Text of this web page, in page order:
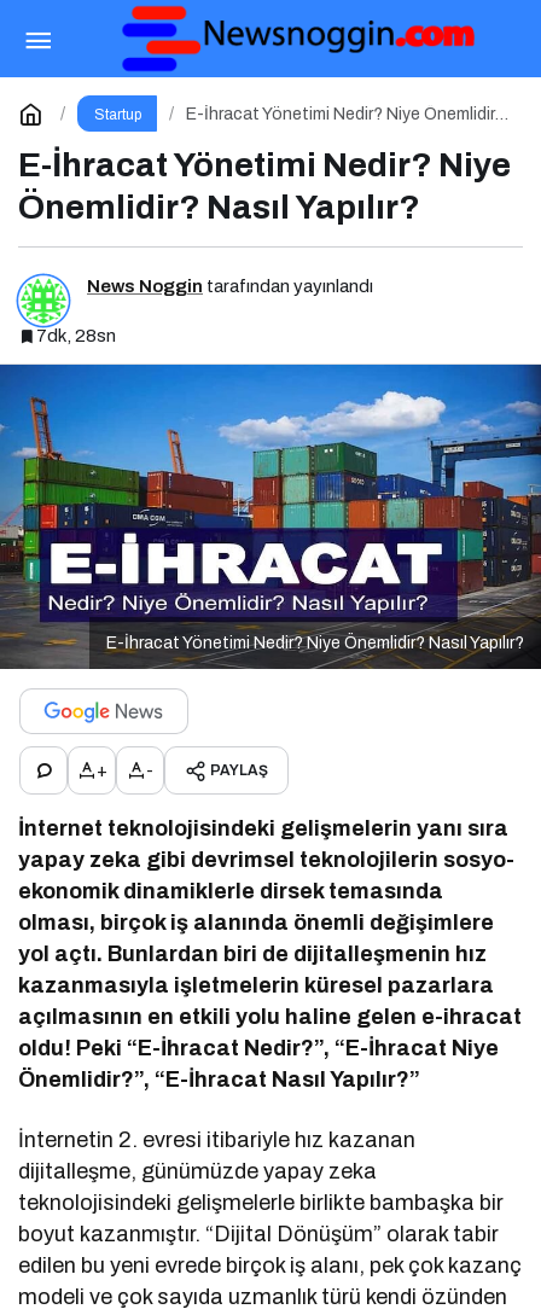
Startup
E-İhracat Yönetimi Nedir? Niye Önemlidir?
E-İhracat Yönetimi Nedir? Niye
Önemlidir? Nasıl Yapılır?
News Noggin tarafından yayınlandı
7dk, 28sn
E-İhracat Yönetimi Nedir? Niye Önemlidir? Nasıl Yapılır?
+ - PAYLAŞ
İnternet teknolojisindeki gelişmelerin yanı sıra
yapay zeka gibi devrimsel teknolojilerin sosyo-
ekonomik dinamiklerle dirsek temasında
olması, birçok iş alanında önemli değişimlere
yol açtı. Bunlardan biri de dijitalleşmenin hız
kazanmasıyla işletmelerin küresel pazarlara
açılmasının en etkili yolu haline gelen e-ihracat
oldu! Peki “E-İhracat Nedir?”, “E-İhracat Niye
Önemlidir?”, “E-İhracat Nasıl Yapılır?”
İnternetin 2. evresi itibariyle hız kazanan
dijitalleşme, günümüzde yapay zeka
teknolojisindeki gelişmelerle birlikte bambaşka bir
boyut kazanmıştır. “Dijital Dönüşüm” olarak tabir
edilen bu yeni evrede birçok iş alanı, pek çok kazanç
modeli ve çok sayıda uzmanlık türü kendi özünden
Ulaşılabilir Lüksün Yeni Yüzü
Yorum Yap